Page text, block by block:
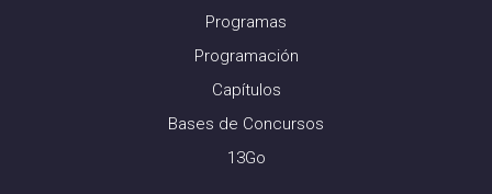
Programas
Programación
Capítulos
Bases de Concursos
13Go